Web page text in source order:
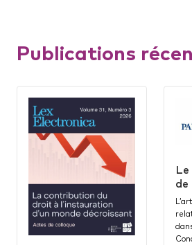
Publications
de